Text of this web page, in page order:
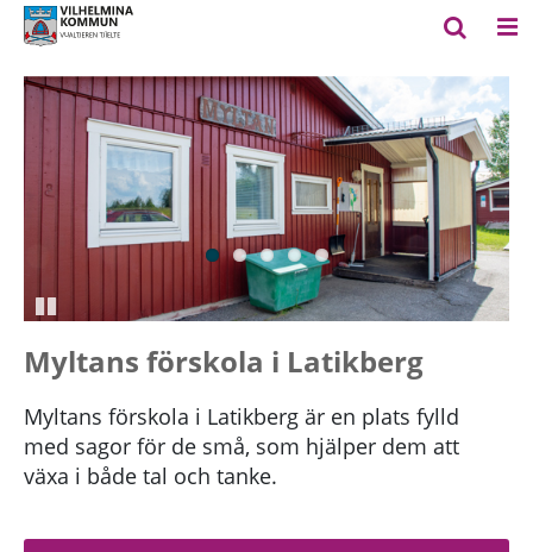
Myltans förskola i Latikberg
Myltans förskola i Latikberg är en plats fylld
med sagor för de små, som hjälper dem att
växa i både tal och tanke.